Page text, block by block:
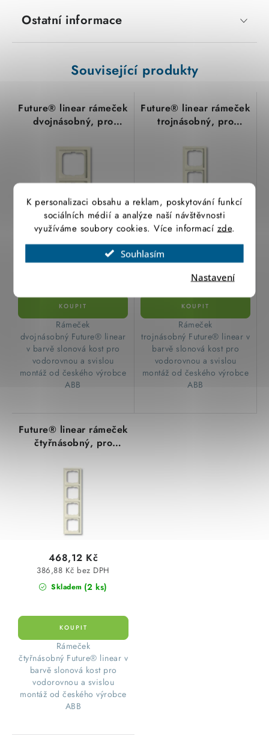
K personalizaci obsahu a reklam, poskytování funkcí
sociálních médií a analýze naší návštěvnosti
využíváme soubory cookies. Více informacízde.
Souhlasím
Nastavení
Ostatní informace
Související produkty
Future® linear rámeček
dvojnásobný, pro
montáž
slonová kost ABB
Skladem(8 ks)
147,89 Kč bez DPH
178,95 Kč
Rámeček
dvojnásobný Future® linear
v barvě slonová kost pro
vodorovnou a svislou
montáž od českého výrobce
ABB
Future® linear rámeček
trojnásobný, pro
montáž
slonová kost ABB
Skladem(2 ks)
262,08 Kč bez DPH
317,12 Kč
Rámeček
trojnásobný Future® linear v
barvě slonová kost pro
vodorovnou a svislou
montáž od českého výrobce
ABB
Future® linear rámeček
čtyřnásobný, pro
montáž
2CKA001754A4233
slonová kost ABB
Skladem (2 ks)
386,88 Kč bez DPH
468,12 Kč
Rámeček
čtyřnásobný Future® linear v
barvě slonová kost pro
vodorovnou a svislou
montáž od českého výrobce
ABB